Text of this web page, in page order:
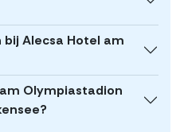
bij Alecsa Hotel am
Olympiastadion